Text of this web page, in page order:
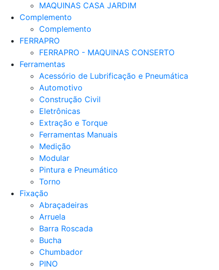
MAQUINAS CASA JARDIM
Complemento
Complemento
FERRAPRO
FERRAPRO - MAQUINAS CONSERTO
Ferramentas
Acessório de Lubrificação e Pneumática
Automotivo
Construção Civil
Eletrônicas
Extração e Torque
Ferramentas Manuais
Medição
Modular
Pintura e Pneumático
Torno
Fixação
Abraçadeiras
Arruela
Barra Roscada
Bucha
Chumbador
PINO